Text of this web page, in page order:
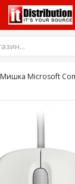
Мишка Microsoft